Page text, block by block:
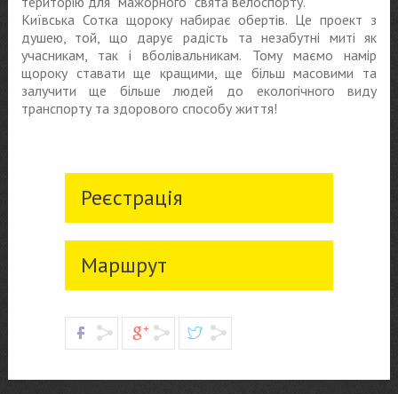
Київська Сотка щороку набирає обертів. Це проект з
душею, той, що дарує радість та незабутні миті як
учасникам, так і вболівальникам. Тому маємо намір
щороку ставати ще кращими, ще більш масовими та
залучити ще більше людей до екологічного виду
транспорту та здорового способу життя!
Реєстрація
Маршрут